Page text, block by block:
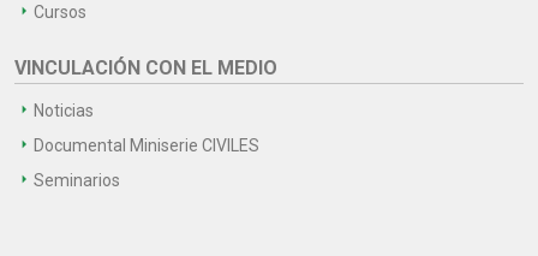
Cursos
VINCULACIÓN CON EL MEDIO
Noticias
Documental Miniserie CIVILES
Seminarios